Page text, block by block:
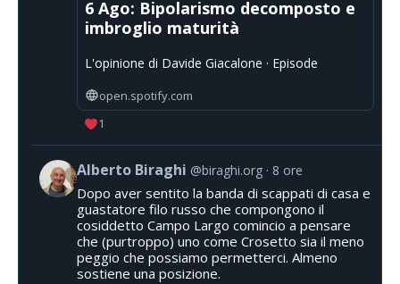
6 Ago: Bipolarismo decomposto e
imbroglio maturità
L'opinione di Davide Giacalone · Episode
open.spotify.com
1
Alberto Biraghi @biraghi.org 8 ore
Dopo aver sentito la banda di scappati di casa e
guastatore filo russo che compongono il
cosiddetto Campo Largo comincio a pensare
che (purtroppo) uno come Crosetto sia il meno
peggio che possiamo permetterci. Almeno
sostiene una posizione.